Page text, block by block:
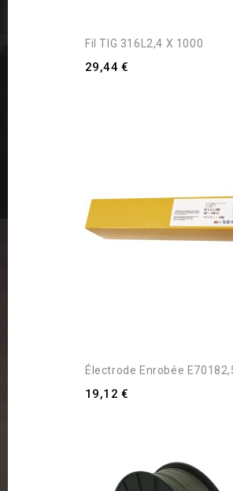
Fil TIG 316L2,4 X 1000
29,44 €
Électrode Enrobée
19,12 €